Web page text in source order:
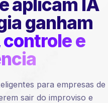
aplicam IA
ganham
e
para empresas de
sair do improviso e